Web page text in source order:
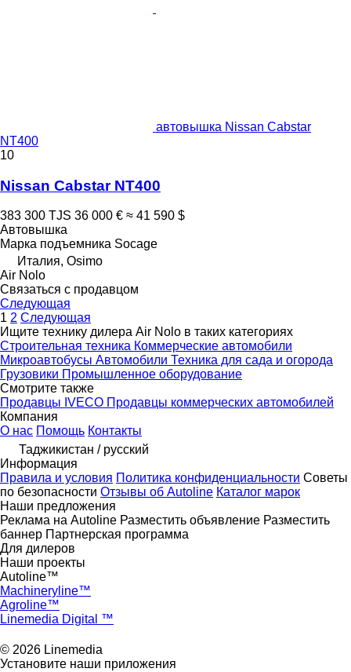
автовышка Nissan Cabstar
NT400
10
Nissan Cabstar NT400
383 300 TJS 36 000 € ≈ 41 590 $
Автовышка
Марка подъемника Socage
Италия, Osimo
Air Nolo
Связаться с продавцом
Следующая
1 2 Следующая
Ищите технику дилера Air Nolo в таких категориях
Строительная техника Коммерческие автомобили
Микроавтобусы Автомобили Техника для сада и огорода
Грузовики Промышленное оборудование
Смотрите также
Продавцы IVECO Продавцы коммерческих автомобилей
Компания
О нас Помощь Контакты
Таджикистан / русский
Информация
Правила и условия Политика конфиденциальности Советы
по безопасности Отзывы об Autoline Каталог марок
Наши предложения
Реклама на Autoline Разместить объявление Разместить
баннер Партнерская программа
Для дилеров
Наши проекты
Autoline™
Machineryline™
Agroline™
Linemedia Digital ™
© 2026 Linemedia
Установите наши приложения